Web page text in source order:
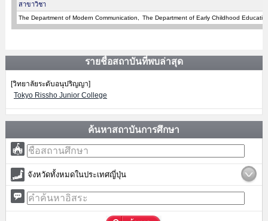
สาขาวิชา
The Department of Modern Communication The Department of Early Childhood
รายชื่อสถาบันที่พบล่าสุด
[วิทยาลัยระดับอนุปริญญา]
Tokyo Rissho Junior College
ค้นหาสถาบันการศึกษา
จังหวัดทั้งหมดในประเทศญี่ปุ่น